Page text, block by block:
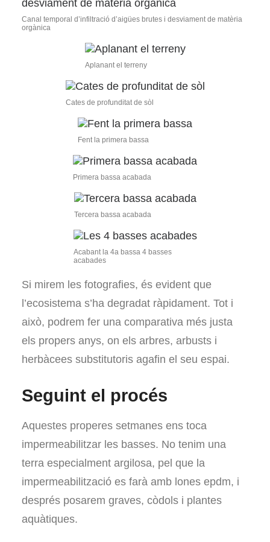
Canal temporal d’infiltració d’aigües brutes i desviament de matèria
orgànica
Aplanant el terreny
Cates de profunditat de sòl
Fent la primera bassa
Primera bassa acabada
Tercera bassa acabada
Acabant la 4a bassa 4 basses
acabades
Si mirem les fotografies, és evident que
l’ecosistema s’ha degradat ràpidament. Tot i
això, podrem fer una comparativa més justa
els propers anys, on els arbres, arbusts i
herbàcees substitutoris agafin el seu espai.
Seguint el procés
Aquestes properes setmanes ens toca
impermeabilitzar les basses. No tenim una
terra especialment argilosa, pel que la
impermeabilització es farà amb lones epdm, i
després posarem graves, còdols i plantes
aquàtiques.